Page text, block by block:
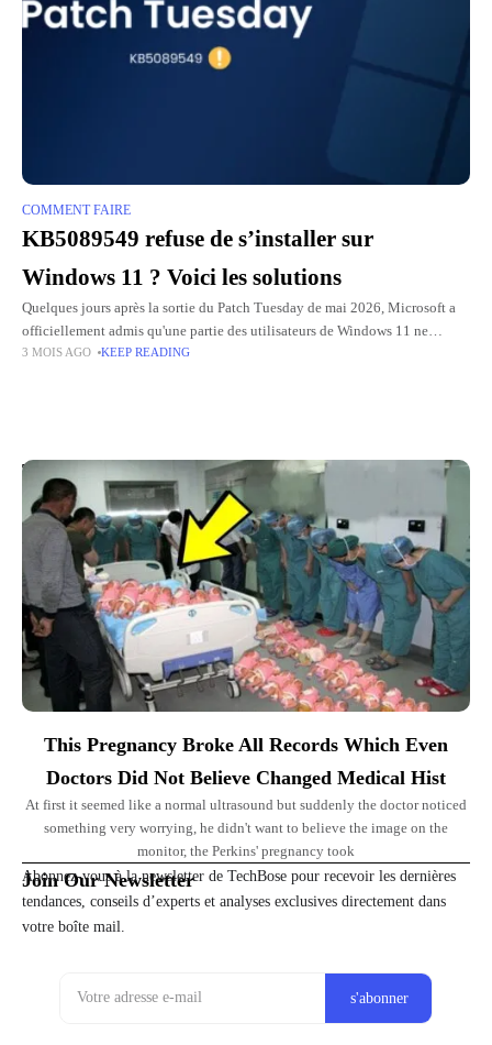
COMMENT FAIRE
KB5089549 refuse de s’installer sur
Windows 11 ? Voici les solutions
Quelques jours après la sortie du Patch Tuesday de mai 2026, Microsoft a
officiellement admis qu'une partie des utilisateurs de Windows 11 ne
parvenait pas à installer la mise à
3 MOIS AGO KEEP READING
Top Picks for You
This Pregnancy Broke All Records Which Even
Doctors Did Not Believe Changed Medical Hist
At first it seemed like a normal ultrasound but suddenly the doctor noticed
something very worrying, he didn't want to believe the image on the
monitor, the Perkins' pregnancy took
Join Our Newsletter
Abonnez-vous à la newsletter de TechBose pour recevoir les dernières
tendances, conseils d’experts et analyses exclusives directement dans
votre boîte mail.